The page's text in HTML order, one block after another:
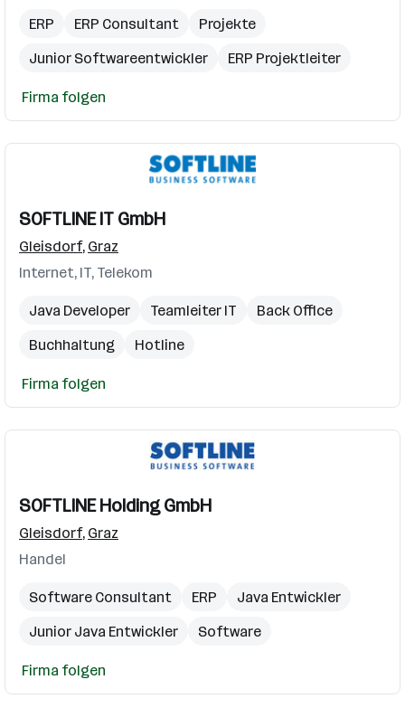
ERP ERP Consultant
Projekte
Junior Softwareentwickler
ERP Projektleiter
Firma folgen
SOFTLINE IT GmbH
Gleisdorf, Graz
Internet, IT, Telekom
Java Developer Teamleiter IT
Back Office
Buchhaltung
Hotline
Firma folgen
SOFTLINE Holding GmbH
Gleisdorf, Graz
Handel
Software Consultant ERP
Java Entwickler
Junior Java Entwickler
Software
Firma folgen